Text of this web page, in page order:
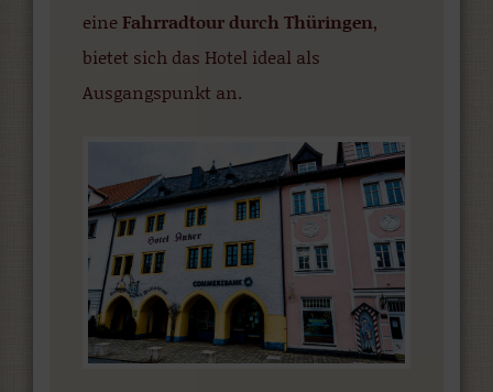
eineFahrradtour durch Thüringen,
bietet sich das Hotel ideal als
Ausgangspunkt an.